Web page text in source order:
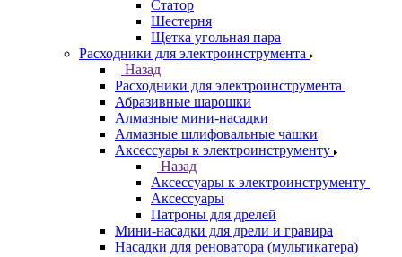
Статор
Шестерня
Щетка угольная пара
Расходники для электроинструмента
Назад
Расходники для электроинструмента
Абразивные шарошки
Алмазные мини-насадки
Алмазные шлифовальные чашки
Аксессуары к электроинструменту
Назад
Аксессуары к электроинструменту
Аксессуары
Патроны для дрелей
Мини-насадки для дрели и гравира
Насадки для реноватора (мультикатера)